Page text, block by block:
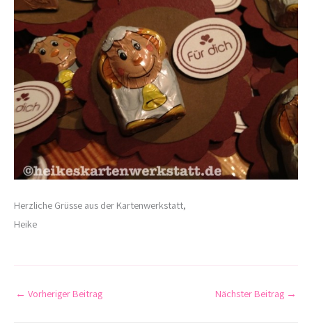
Herzliche Grüsse aus der Kartenwerkstatt,
Heike
← Vorheriger Beitrag Nächster Beitrag →